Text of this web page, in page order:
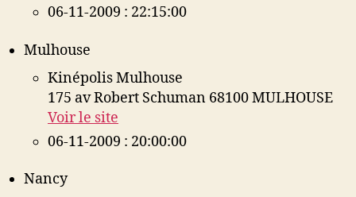
06-11-2009 : 22:15:00
Mulhouse
Kinépolis Mulhouse
175 av Robert Schuman 68100 MULHOUSE
Voir le site
06-11-2009 : 20:00:00
Nancy